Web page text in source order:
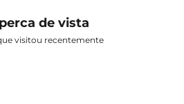
de vista
visitou recentemente